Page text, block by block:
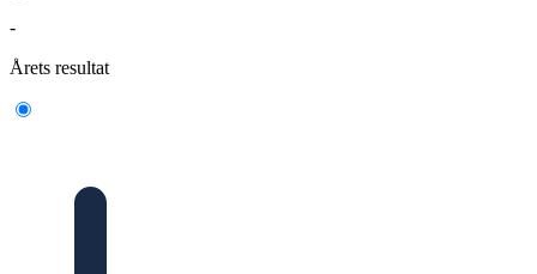
-
Årets resultat